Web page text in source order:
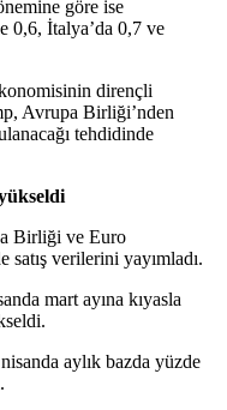
göre ise
0,6, İtalya’da 0,7 ve
dirençli
Avrupa Birliği’nden
tehdidinde
Birliği ve Euro
satış verilerini yayımladı.
mart ayına kıyasla
aylık bazda yüzde